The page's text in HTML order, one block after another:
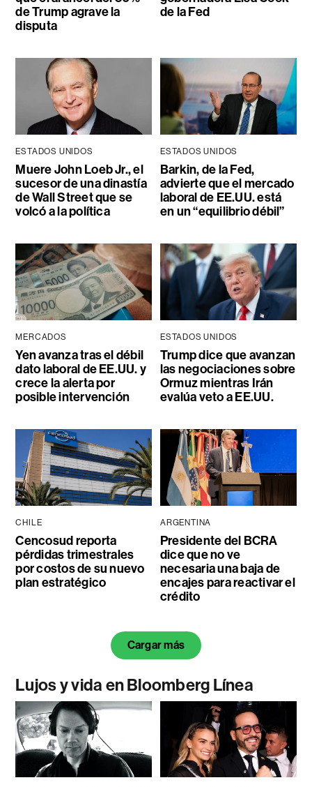
de Trump agrave la
disputa
de la Fed
ESTADOS UNIDOS
Muere John Loeb Jr., el
sucesor de una dinastía
de Wall Street que se
volcó a la política
ESTADOS UNIDOS
Barkin, de la Fed,
advierte que el mercado
laboral de EE.UU. está
en un “equilibrio débil”
MERCADOS
Yen avanza tras el débil
dato laboral de EE.UU. y
crece la alerta por
posible intervención
ESTADOS UNIDOS
Trump dice que avanzan
las negociaciones sobre
Ormuz mientras Irán
evalúa veto a EE.UU.
CHILE
Cencosud reporta
pérdidas trimestrales
por costos de su nuevo
plan estratégico
ARGENTINA
Presidente del BCRA
dice que no ve
necesaria una baja de
encajes para reactivar el
crédito
Cargar más
Lujos y vida en Bloomberg Línea